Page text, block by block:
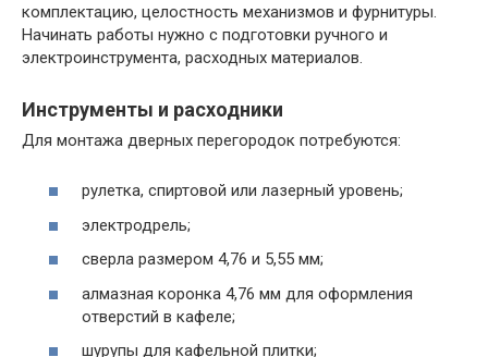
комплектацию, целостность механизмов и фурнитуры.
Начинать работы нужно с подготовки ручного и
электроинструмента, расходных материалов.
Инструменты и расходники
Для монтажа дверных перегородок потребуются:
рулетка, спиртовой или лазерный уровень;
электродрель;
сверла размером 4,76 и 5,55 мм;
алмазная коронка 4,76 мм для оформления
отверстий в кафеле;
шурупы для кафельной плитки;